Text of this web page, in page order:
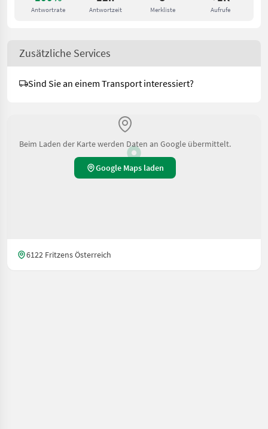
Antwortrate Antwortzeit Merkliste Aufrufe
Zusätzliche Services
Sind Sie an einem Transport interessiert?
Beim Laden der Karte werden Daten an Google übermittelt.
Google Maps laden
6122 Fritzens Österreich